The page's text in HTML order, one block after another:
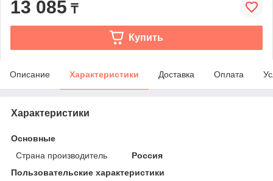
13 085 ₸
Купить
Описание Характеристики Доставка Оплата
Характеристики
Основные
Страна производитель
Россия
Пользовательские характеристики